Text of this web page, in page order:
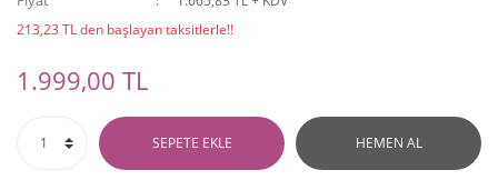
213,23 TL den başlayan taksitlerle!!
1.999,00 TL
SEPETE EKLE HEMEN AL